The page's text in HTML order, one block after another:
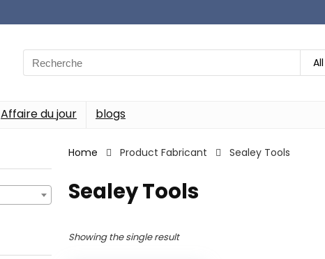
Search
for:
Affaire du jour blogs
Home Product Fabricant ‎Sealey Tools
‎Sealey Tools
Showing the single result